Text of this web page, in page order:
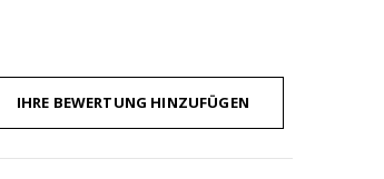
IHRE BEWERTUNG HINZUFÜGEN